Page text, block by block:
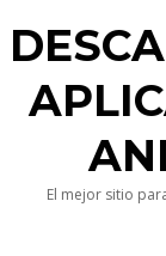
El mejor sitio